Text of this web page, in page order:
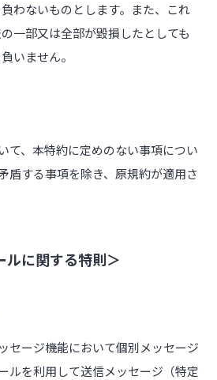
わないものとします。また、これ
一部又は全部が毀損したとしても
いません。
て、本特約に定めのない事項につい
盾する事項を除き、原規約が適用さ
に関する特則＞
セージ機能において個別メッセージ
ルを利用して送信メッセージ（特定